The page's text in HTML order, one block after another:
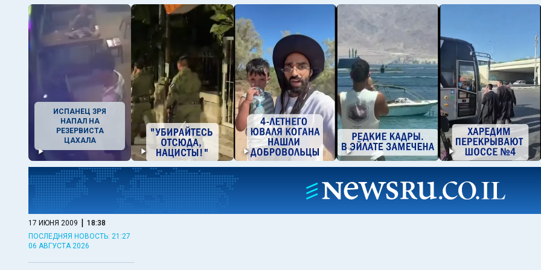
ИСПАНЕЦ ЗРЯ
НАПАЛ НА
РЕЗЕРВИСТА
ЦАХАЛА
17 ИЮНЯ 2009 | 18:38
ПОСЛЕДНЯЯ НОВОСТЬ: 21:27
06 АВГУСТА 2026